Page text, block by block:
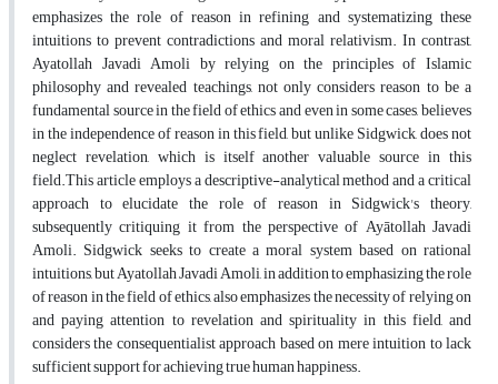
emphasizes the role of reason in refining and systematizing these
intuitions to prevent contradictions and moral relativism. In contrast,
Ayatollah Javadi Amoli by relying on the principles of Islamic
philosophy and revealed teachings, not only considers reason to be a
fundamental source in the field of ethics and even in some cases, believes
in the independence of reason in this field, but unlike Sidgwick, does not
neglect revelation, which is itself another valuable source in this
field.This article employs a descriptive-analytical method and a critical
approach to elucidate the role of reason in Sidgwick's theory,
subsequently critiquing it from the perspective of Ayātollah Javadi
Amoli. Sidgwick seeks to create a moral system based on rational
intuitions, but Ayatollah Javadi Amoli, in addition to emphasizing the role
of reason in the field of ethics, also emphasizes the necessity of relying on
and paying attention to revelation and spirituality in this field, and
considers the consequentialist approach based on mere intuition to lack
sufficient support for achieving true human happiness.